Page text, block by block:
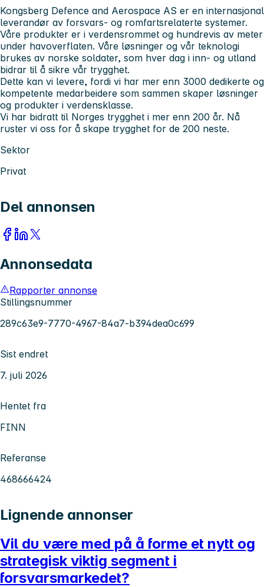
Kongsberg Defence and Aerospace AS er en internasjonal
leverandør av forsvars- og romfartsrelaterte systemer.
Våre produkter er i verdensrommet og hundrevis av meter
under havoverflaten. Våre løsninger og vår teknologi
brukes av norske soldater, som hver dag i inn- og utland
bidrar til å sikre vår trygghet.
Dette kan vi levere, fordi vi har mer enn 3000 dedikerte og
kompetente medarbeidere som sammen skaper løsninger
og produkter i verdensklasse.
Vi har bidratt til Norges trygghet i mer enn 200 år. Nå
ruster vi oss for å skape trygghet for de 200 neste.
Sektor
Privat
Del annonsen
Annonsedata
Rapporter annonse
Stillingsnummer
289c63e9-7770-4967-84a7-b394dea0c699
Sist endret
7. juli 2026
Hentet fra
FINN
Referanse
468666424
Lignende annonser
Vil du være med på å forme et nytt og
strategisk viktig segment i
forsvarsmarkedet?